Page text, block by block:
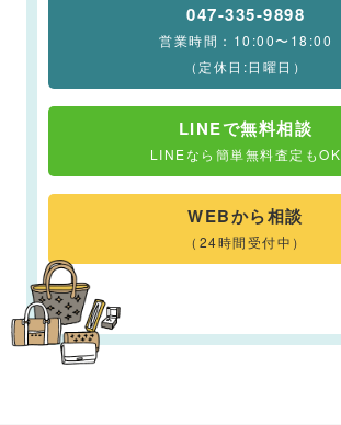
047-335-9898
営業時間：10:00〜18:00
（定休日:日曜日）
LINEで無料相談
LINEなら簡単無料査定もOK
WEBから相談
（24時間受付中）